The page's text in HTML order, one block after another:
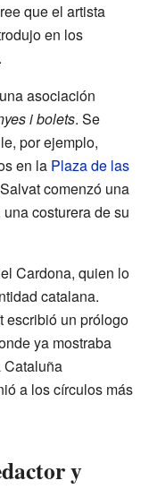
que el artista
en los
asociación
i bolets. Se
por ejemplo,
en la Plaza de las
comenzó una
costurera de su
Cardona, quien lo
catalana.
escribió un prólogo
ya mostraba
Cataluña
a los círculos más
y